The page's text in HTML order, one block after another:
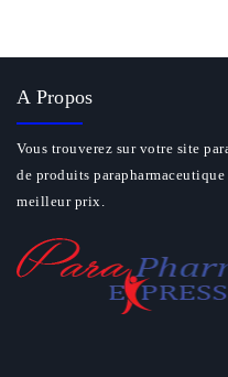
A Propos
Vous trouverez sur votre site
de produits
meilleur prix.